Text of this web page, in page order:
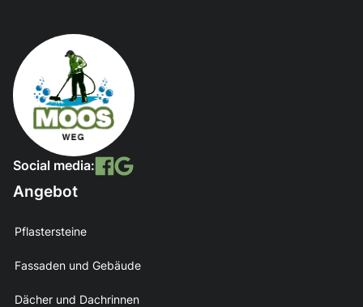
Social media:
Angebot
Pflastersteine
Fassaden und Gebäude
Dächer und Dachrinnen